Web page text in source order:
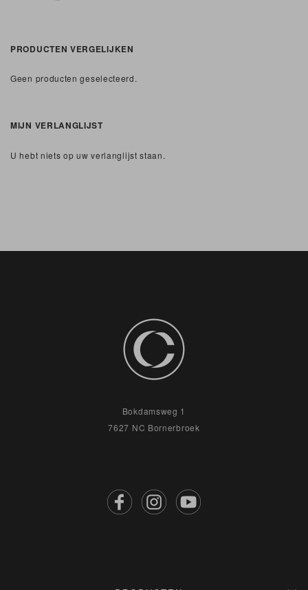
PRODUCTEN VERGELIJKEN
Geen producten geselecteerd.
MIJN VERLANGLIJST
U hebt niets op uw verlanglijst staan.
Bokdamsweg 1
7627 NC Bornerbroek